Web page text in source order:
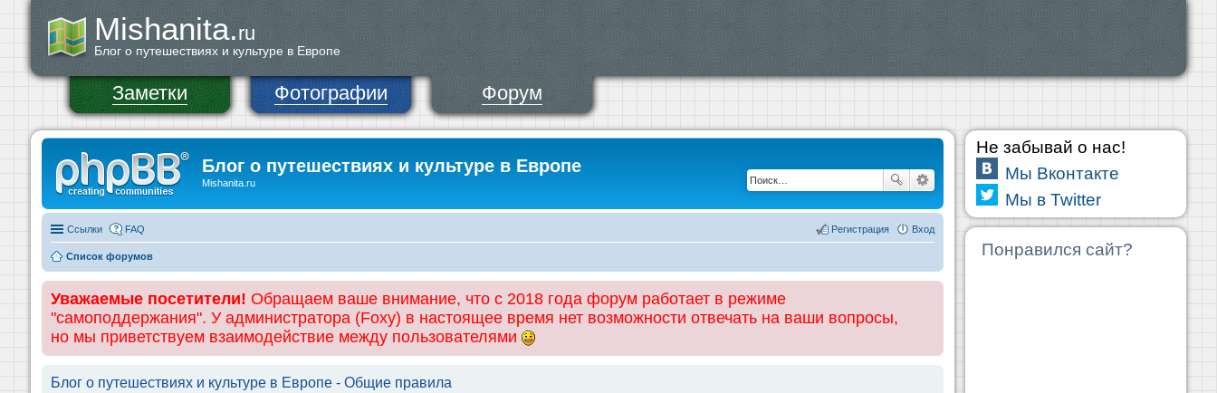
Mishanita.ru
Блог о путешествиях и культуре в Европе
Заметки Фотографии Форум
Блог о путешествиях и культуре в Европе
Mishanita.ru
Ссылки FAQ Вход
Регистрация
Список форумов
Уважаемые посетители! Обращаем ваше внимание, что с 2018 года форум работает в режиме
"самоподдержания". У администратора (Foxy) в настоящее время нет возможности отвечать на ваши вопросы,
но мы приветствуем взаимодействие между пользователями
Блог о путешествиях и культуре в Европе - Общие правила
Не забывай о нас!
Мы Вконтакте
Мы в Twitter
Понравился сайт?